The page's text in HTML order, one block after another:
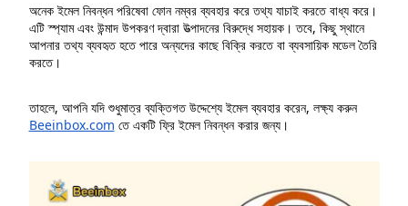
অনেক ইমেল নিবন্ধন পরিষেবা ফোন নম্বর ব্যবহার করে তথ্য যাচাই করতে বাধ্য করে।
এটি স্প্যাম এবং উন্মাদ উপকরণ দ্বারা উত্পাদনের বিরুদ্ধে সহায়ক। তবে, কিছু স্থানে
আপনার তথ্য ব্যবহৃত হতে পারে অন্যদের কাছে বিক্রি করতে বা ব্যবসায়িক মডেল তৈরি
করতে।
তাহলে, আপনি যদি শুধুমাত্র ব্যক্তিগত উদ্দেশ্যে ইমেল ব্যবহার করেন, লক্ষ্য করুন
Beeinbox.com তে একটি ফ্রি ইমেল নিবন্ধন করার জন্য।